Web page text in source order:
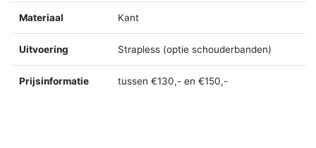
Materiaal Kant
Uitvoering Strapless (optie schouderbanden)
Prijsinformatie tussen €130,- en €150,-